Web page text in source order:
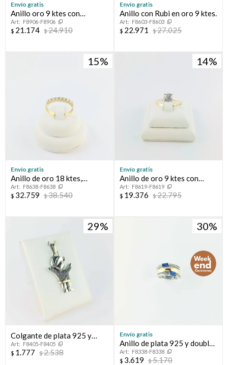
Envío gratis
Anillo oro 9 ktes con
circonia.
F8906-F8906
$ 21.174 $24.910
Envío gratis
Anillo con Rubi en oro 9 ktes.
F8603-F8603
$ 22.971 $27.025
15
Envío gratis
Anillo de oro 18 ktes,
MEDIO SIN FIN.
F8638-F8638
$ 32.759 $38.540
14
Envío gratis
Anillo de oro 9 ktes con
circoniaF8619-F8619
$ 19.376 $22.795
29
Colgante de plata 925 y
double de oro 18 ktes. Línea
Kids.
F8405-F8405
$ 1.777 $2.538
30
Envío gratis
Anillo de plata 925 y double
en oro 18 ktes con circonias.
F8338-F8338
$ 3.619 $5.170